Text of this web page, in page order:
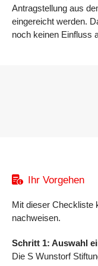
Antragstellung aus
eingereicht werden.
noch keinen Einfluss
Ihr Vorgehen
Mit dieser Checkliste
nachweisen.
Schritt 1: Auswahl
Die S Wunstorf